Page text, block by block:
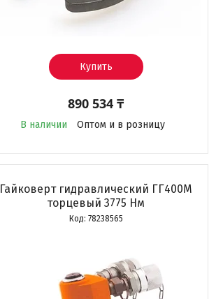
Купить
890 534 ₸
В наличии Оптом и в розницу
Гайковерт гидравлический ГГ400М
торцевый 3775 Нм
78238565